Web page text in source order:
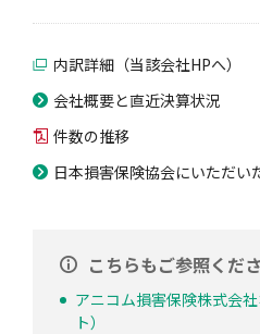
内訳詳細（当該会社HPへ）
会社概要と直近決算状況
件数の推移
日本損害保険協会にいただい
こちらもご参照くだ
アニコム損害保険株式会
ト）